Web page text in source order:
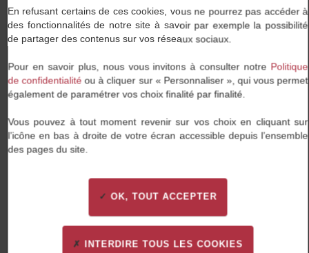
Travaillez enfin dans une entreprise qui partage vos
valeurs et au sein de laquelle vous pourrez vous
épanouir.
Une proximité de tous les instants
Nous tissons des liens forts avec nos candidats et
plus grande force.
En refusant certains de ces cookies, vous ne pourrez pas accéder à
des fonctionnalités de notre site à savoir par exemple la possibilité
de partager des contenus sur vos réseaux sociaux.
Pour en savoir plus, nous vous invitons à consulter notre Politique
de confidentialité ou à cliquer sur « Personnaliser », qui vous permet
également de paramétrer vos choix finalité par finalité.
Vous pouvez à tout moment revenir sur vos choix en cliquant sur
l’icône en bas à droite de votre écran accessible depuis l’ensemble
des pages du site.
OK, TOUT ACCEPTER
INTERDIRE TOUS LES COOKIES